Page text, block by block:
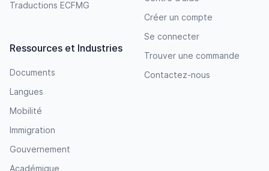
Traductions ECFMG
Ressources et Industries
Documents
Langues
Mobilité
Immigration
Gouvernement
Académique
Créer un compte
Se connecter
Trouver une commande
Contactez-nous